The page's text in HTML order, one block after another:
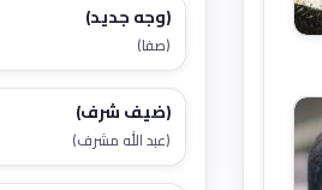
(وجه جديد)
(صفا)
(ضيف شرف)
(عبد الله مشرف)